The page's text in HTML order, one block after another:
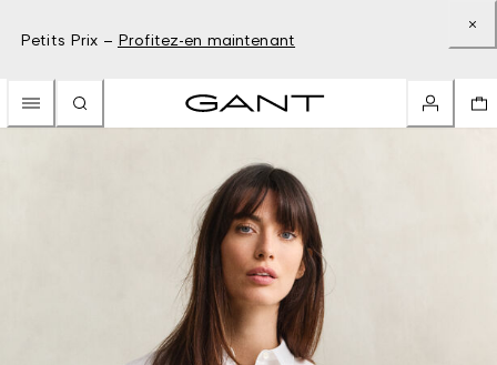
Petits Prix – Profitez-en maintenant